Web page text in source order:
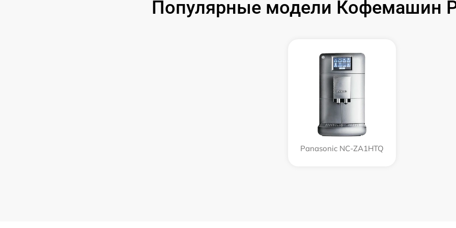
Популярные модели Кофемашин
Panasonic NC-ZA1HTQ